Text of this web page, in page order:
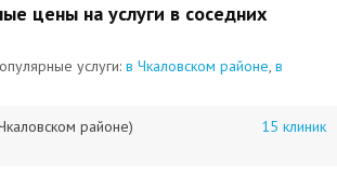
цены на услуги в соседних
услуги:в Чкаловском районе,в
районе)
15 клиник